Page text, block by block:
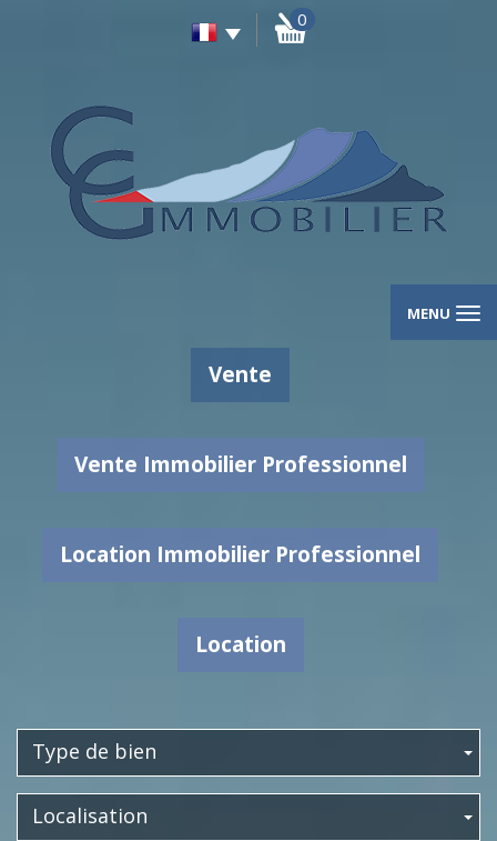
0
MENU
Vente
Vente Immobilier Professionnel
Location Immobilier Professionnel
Location
Type de bien
Localisation